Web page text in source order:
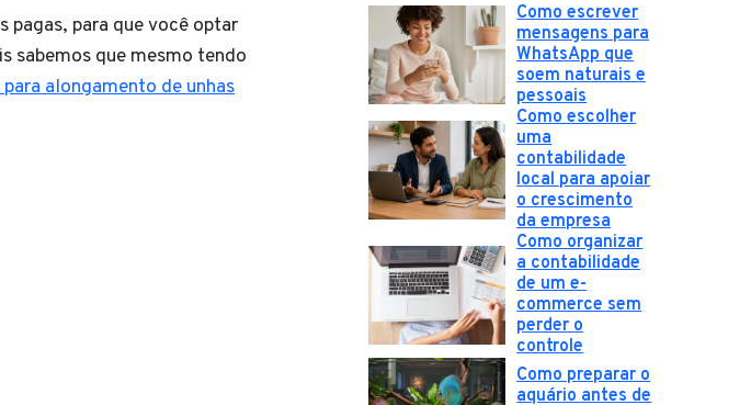
pagas, para que você optar
sabemos que mesmo tendo
alongamento de unhas
Como escrever
mensagens para
WhatsApp que
soem naturais e
pessoais
Como escolher
uma
contabilidade
local para apoiar
o crescimento
da empresa
Como organizar
a contabilidade
de um e-
commerce sem
perder o
controle
Como preparar o
aquário antes de